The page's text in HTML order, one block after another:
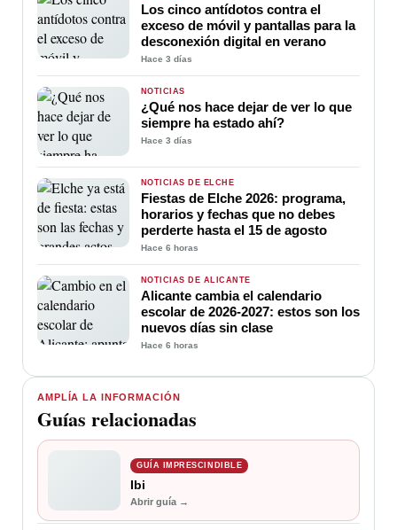
AMPLÍA LA INFORMACIÓN
Guías relacionadas
GUÍA IMPRESCINDIBLE
Ibi
Abrir guía →
Los cinco antídotos contra el
exceso de móvil y pantallas para la
desconexión digital en verano
Hace 3 días
NOTICIAS
¿Qué nos hace dejar de ver lo que
siempre ha estado ahí?
Hace 3 días
NOTICIAS DE ELCHE
Fiestas de Elche 2026: programa,
horarios y fechas que no debes
perderte hasta el 15 de agosto
Hace 6 horas
NOTICIAS DE ALICANTE
Alicante cambia el calendario
escolar de 2026-2027: estos son los
nuevos días sin clase
Hace 6 horas